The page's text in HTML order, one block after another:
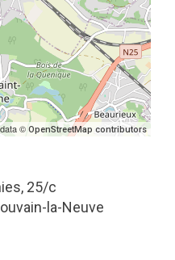
© OpenStreetMap contributors
25/c
la-Neuve